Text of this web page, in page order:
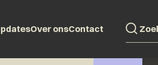
Over onsContact